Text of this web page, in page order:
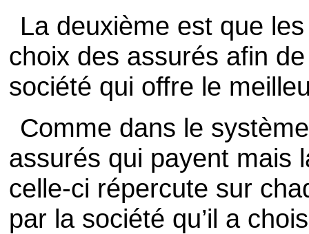
La deuxième est que
choix des assurés afin
société qui offre le
Comme dans le
assurés qui payent mais
celle-ci répercute sur
par la société qu’il a